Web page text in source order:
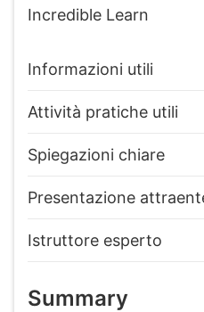
Incredible Learn
Informazioni utili
Attività pratiche utili
Spiegazioni chiare
Presentazione
Istruttore esperto
Summary